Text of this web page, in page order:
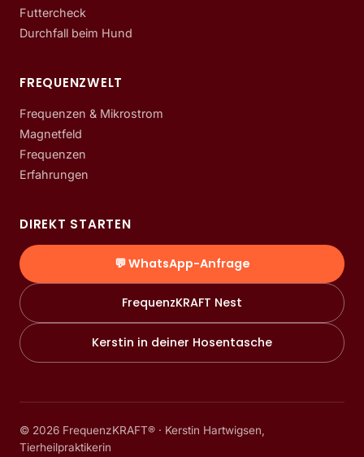
Futtercheck
Durchfall beim Hund
FREQUENZWELT
Frequenzen & Mikrostrom
Magnetfeld
Frequenzen
Erfahrungen
DIREKT STARTEN
💬 WhatsApp-Anfrage
FrequenzKRAFT Nest
Kerstin in deiner Hosentasche
© 2026 FrequenzKRAFT® · Kerstin Hartwigsen,
Tierheilpraktikerin